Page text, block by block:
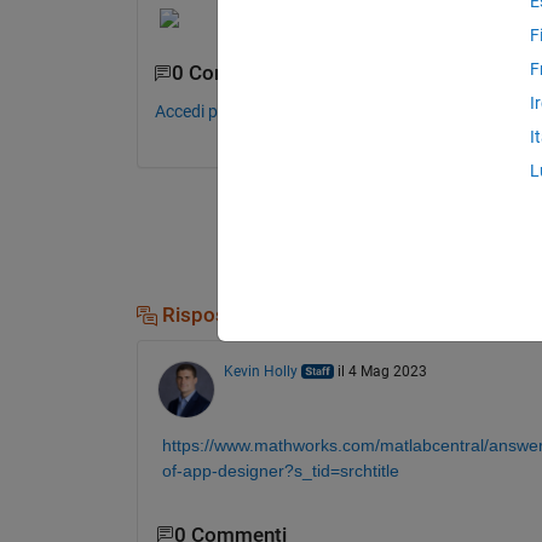
0 Commenti
Accedi per commentare.
Risposte (1)
Kevin Holly il 4 Mag 2023
https://www.mathworks.com/matlabcentral/
of-app-designer?s_tid=srchtitle
0 Commenti